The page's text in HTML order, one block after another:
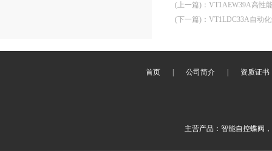
(上一篇) ： VT1AEW39A高性
(下一篇) ： VT1LDC33A自动
首页 公司简介 资质证书
主营产品：智能自控蝶阀